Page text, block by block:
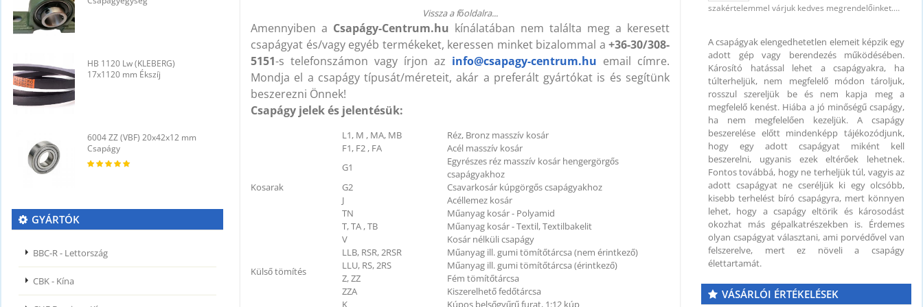
Vissza a főoldalra...
Amennyiben a Csapágy-Centrum.hu kínálatában nem találta meg a keresett
csapágyat és/vagy egyéb termékeket, keressen minket bizalommal a +36-30/308-
5151-s telefonszámon vagy írjon az info@csapagy-centrum.hu email címre.
Mondja el a csapágy típusát/méreteit, akár a preferált gyártókat is és segítünk
beszerezni Önnek!
Csapágy jelek és jelentésük:
Kosarak
L1, M , MA, MB
Réz, Bronz masszív kosár
F1, F2 , FA
Acél masszív kosár
G1
Egyrészes réz masszív kosár hengergörgős
csapágyakhoz
G2
Csavarkosár kúpgörgős csapágyakhoz
J
Acéllemez kosár
TN
Műanyag kosár - Polyamid
T, TA , TB
Műanyag kosár - Textil, Textilbakelit
V
Kosár nélküli csapágy
Külső tömítés
LLB, RSR, 2RSR
Műanyag ill. gumi tömítőtárcsa (nem érintkező)
LLU, RS, 2RS
Műanyag ill. gumi tömítőtárcsa (érintkező)
Z, ZZ
Fém tömítőtárcsa
ZZA
Kiszerelhető fedőtárcsa
K
Kúpos belsőgyűrű furat, 1:12 kúp
szakértelemmel várjuk kedves megrendelőinket.…
A csapágyak elengedhetetlen elemeit képzik egy
adott gép vagy berendezés működésében.
Károsító hatással lehet a csapágyakra, ha
túlterheljük, nem megfelelő módon tároljuk,
rosszul szereljük be és nem kapja meg a
megfelelő kenést. Hiába a jó minőségű csapágy,
ha nem megfelelően kezeljük. A csapágy
beszerelése előtt mindenképp tájékozódjunk,
hogy egy adott csapágyat miként kell
beszerelni, ugyanis ezek eltérőek lehetnek.
Fontos továbbá, hogy ne terheljük túl, vagyis az
adott csapágyat ne cseréljük ki egy olcsóbb,
kisebb terhelést bíró csapágyra, mert könnyen
lehet, hogy a csapágy eltörik és károsodást
okozhat más gépalkatrészekben is. Érdemes
olyan csapágyat választani, ami porvédővel van
felszerelve, mert ez növeli a csapágy
élettartamát.
VÁSÁRLÓI ÉRTÉKELÉSEK
HB 1120 Lw (KLEBERG)
17x1120 mm Ékszíj
6004 ZZ (VBF) 20x42x12 mm
Csapágy
HB 1120 Lw (KLEBERG)
17x1120 mm Ékszíj
6004 ZZ (VBF) 20x42x12 mm
HB 1120 Lw (KLEBERG)
17x1120 mm Ékszíj
6004 ZZ (VBF) 20x42x12 mm
Csapágy
GYÁRTÓK
BBC-R - Lettország
CBK - Kína